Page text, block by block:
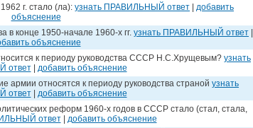
г. стало (ла): узнать ПРАВИЛЬНЫЙ ответ
добавить
объяснение
конце 1950-начале 1960-х гг. узнать ПРАВИЛЬНЫЙ ответ
объяснение
к периоду руководства СССР Н.С.Хрущевым? узнать
ответ| добавить объяснение
армии относятся к периоду руководства страной узнать
ответ| добавить объяснение
реформ 1960-х годов в СССР стало (стал, стала,
ответ| добавить объяснение